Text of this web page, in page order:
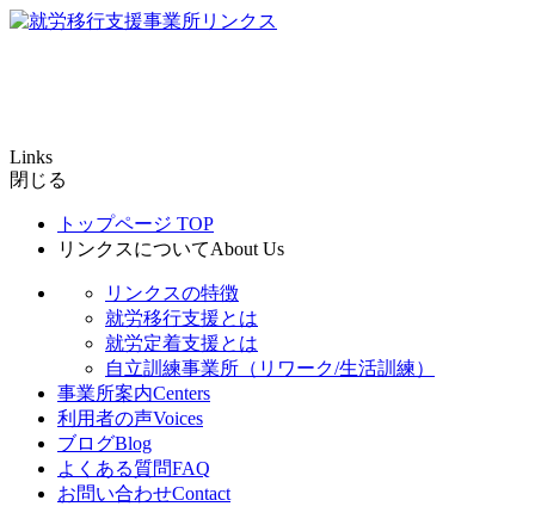
Links
閉じる
トップページ TOP
リンクスについてAbout Us
リンクスの特徴
就労移行支援とは
就労定着支援とは
自立訓練事業所（リワーク/生活訓練）
事業所案内Centers
利用者の声Voices
ブログBlog
よくある質問FAQ
お問い合わせContact